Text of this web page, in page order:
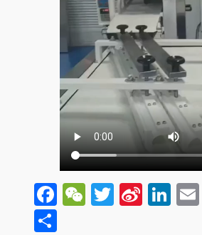
Facebook
WeChat
Twitter
Sina
分